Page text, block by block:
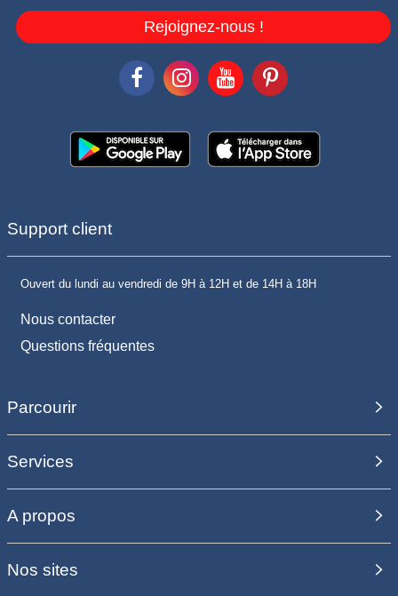
Rejoignez-nous !
Support client
Ouvert du lundi au vendredi de 9H à 12H et de 14H à 18H
Nous contacter
Questions fréquentes
Parcourir
Services
A propos
Nos sites